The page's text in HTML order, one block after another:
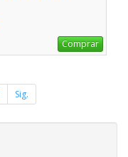
Comprar
Sig.